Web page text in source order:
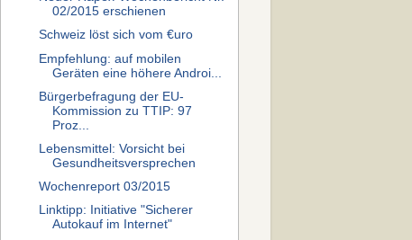
02/2015 erschienen
Schweiz löst sich vom €uro
Empfehlung: auf mobilen
Geräten eine höhere Androi...
Bürgerbefragung der EU-
Kommission zu TTIP: 97
Proz...
Lebensmittel: Vorsicht bei
Gesundheitsversprechen
Wochenreport 03/2015
Linktipp: Initiative "Sicherer
Autokauf im Internet"